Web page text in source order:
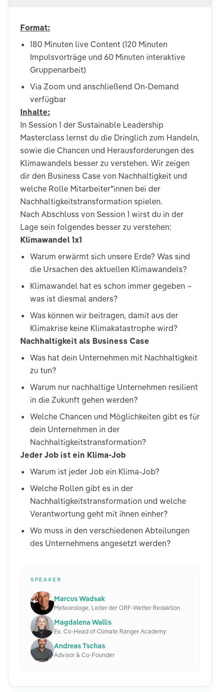
Format:
180 Minuten live Content (120 Minuten
Impulsvorträge und 60 Minuten interaktive
Gruppenarbeit)
Via Zoom und anschließend On-Demand
verfügbar
Inhalte:
In Session 1 der Sustainable Leadership
Masterclass lernst du die Dringlich zum Handeln,
sowie die Chancen und Herausforderungen des
Klimawandels besser zu verstehen. Wir zeigen
dir den Business Case von Nachhaltigkeit und
welche Rolle Mitarbeiter*innen bei der
Nachhaltigkeitstransformation spielen.
Nach Abschluss von Session 1 wirst du in der
Lage sein folgendes besser zu verstehen:
Klimawandel 1x1​
Warum erwärmt sich unsere Erde? Was sind
die Ursachen des aktuellen Klimawandels?​
Klimawandel hat es schon immer gegeben –
was ist diesmal anders?​
Was können wir beitragen, damit aus der
Klimakrise keine Klimakatastrophe wird?
Nachhaltigkeit als Business Case​
Was hat dein Unternehmen mit Nachhaltigkeit
zu tun? ​
Warum nur nachhaltige Unternehmen resilient
in die Zukunft gehen werden​?
Welche Chancen und Möglichkeiten gibt es für
dein Unternehmen in der
Nachhaltigkeitstransformation?
Jeder Job ist ein Klima-Job​
Warum ist jeder Job ein Klima-Job?​
Welche Rollen gibt es in der
Nachhaltigkeitstransformation und welche
Verantwortung geht mit ihnen einher?​
Wo muss in den verschiedenen Abteilungen
des Unternehmens angesetzt werden?​
SPEAKER
Marcus Wadsak
Meteorologe, Leiter der ORF-Wetter Redaktion
Magdalena Wallis
Ex. Co-Head of Climate Ranger Academy
Andreas Tschas
Advisor & Co-Founder